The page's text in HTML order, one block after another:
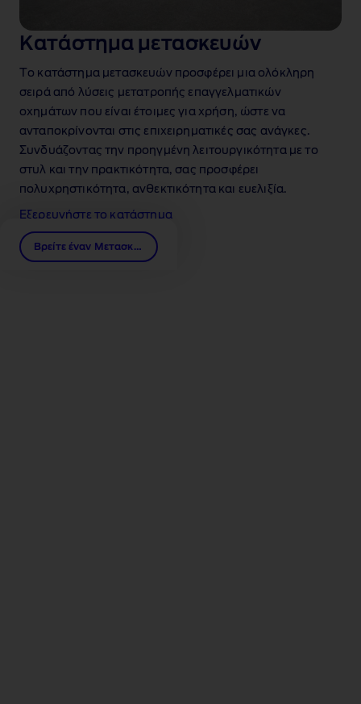
Κατάστημα μετασκευών
Το κατάστημα μετασκευών προσφέρει μια ολόκληρη
σειρά από λύσεις μετατροπής επαγγελματικών
οχημάτων που είναι έτοιμες για χρήση, ώστε να
ανταποκρίνονται στις επιχειρηματικές σας ανάγκες.
Συνδυάζοντας την προηγμένη λειτουργικότητα με το
στυλ και την πρακτικότητα, σας προσφέρει
πολυχρηστικότητα, ανθεκτικότητα και ευελιξία.
Εξερευνήστε το κατάστημα
Βρείτε έναν Μετασκευαστή